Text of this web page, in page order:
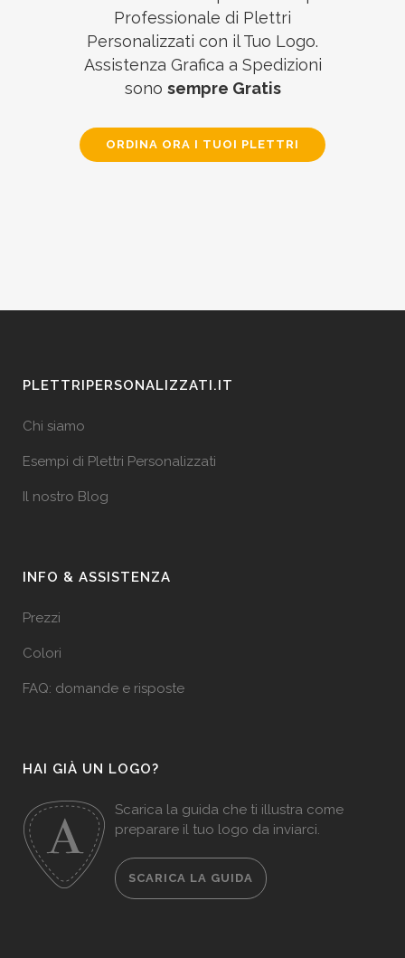
Professionale di Plettri
Personalizzati con il Tuo Logo.
Assistenza Grafica a Spedizioni
sono sempre Gratis
ORDINA ORA I TUOI PLETTRI
PLETTRIPERSONALIZZATI.IT
Chi siamo
Esempi di Plettri Personalizzati
Il nostro Blog
INFO & ASSISTENZA
Prezzi
Colori
FAQ: domande e risposte
HAI GIÀ UN LOGO?
Scarica la guida che ti illustra come
preparare il tuo logo da inviarci.
SCARICA LA GUIDA